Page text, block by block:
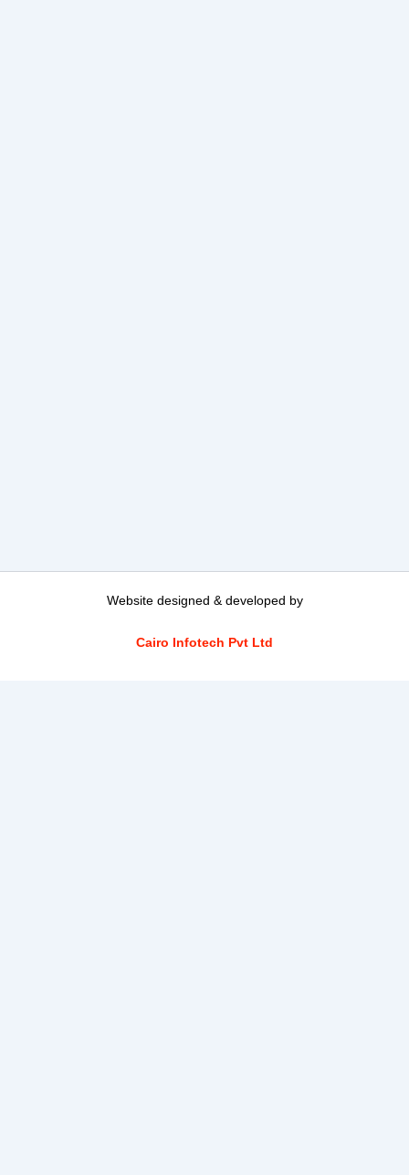
Website designed & developed by
Cairo Infotech Pvt Ltd